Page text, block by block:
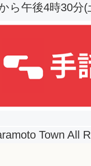
ら午後4時30分
Town All